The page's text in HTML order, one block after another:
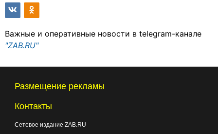
Важные и оперативные новости в telegram-канале
"ZAB.RU"
Размещение рекламы
Контакты
Сетевое издание ZAB.RU